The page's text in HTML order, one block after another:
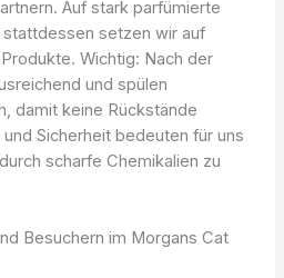
Auf stark parfümierte
setzen wir auf
Wichtig: Nach der
und spülen
damit keine Rückstände
Sicherheit bedeuten für uns
scharfe Chemikalien zu
Besuchern im Morgans Cat